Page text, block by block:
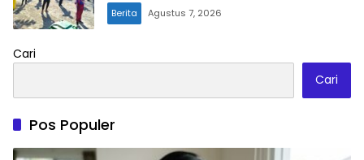
Berita Agustus 7, 2026
Cari
Cari
Pos Populer